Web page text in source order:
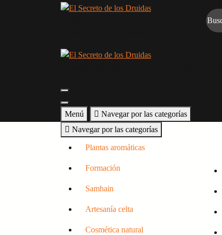
Menú
Navegar por las categorías
Navegar por las categorías
Plantas aromáticas
Formación
Samhain
Artesanía celta
Cosmética natural